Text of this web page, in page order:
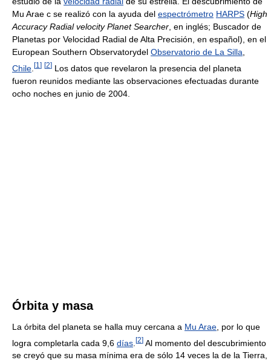
Mu Arae c se realizó con la ayuda del espectrómetro HARPS (High
Accuracy Radial velocity Planet Searcher , en inglés; Buscador de
Planetas por Velocidad Radial de Alta Precisión, en español), en el
European Southern Observatorydel Observatorio de La Silla
Chile [1 ] [2] Los datos que revelaron la presencia del planeta
fueron reunidos mediante las observaciones efectuadas durante
ocho noches en junio de 2004.
Órbita y masa
La órbita del planeta se halla muy cercana a Mu Arae , por lo que
logra completarla cada 9,6 días [2] Al momento del descubrimiento
se creyó que su masa mínima era de sólo 14 veces la de la Tierra,